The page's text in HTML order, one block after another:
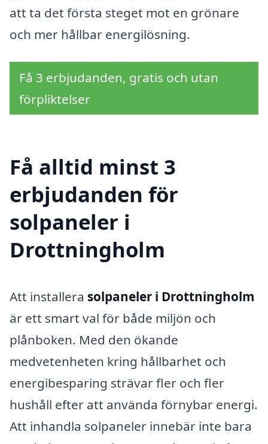
att ta det första steget mot en grönare
och mer hållbar energilösning.
Få 3 erbjudanden, gratis och utan
förpliktelser
Få alltid minst 3
erbjudanden för
solpaneler i
Drottningholm
Att installera solpaneler i Drottningholm
är ett smart val för både miljön och
plånboken. Med den ökande
medvetenheten kring hållbarhet och
energibesparing strävar fler och fler
hushåll efter att använda förnybar energi.
Att inhandla solpaneler innebär inte bara